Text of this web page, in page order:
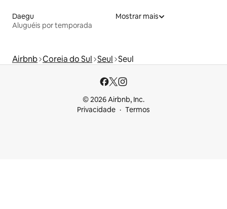
Daegu
Aluguéis por temporada
Mostrar mais
Airbnb Coreia do Sul Seul Seul
© 2026 Airbnb, Inc.
Privacidade
Termos